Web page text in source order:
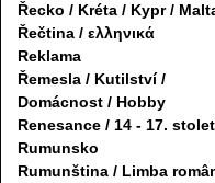
Řecko / Kréta / Kypr /
Řečtina / ελληνικά
Reklama
Řemesla / Kutilství /
Domácnost / Hobby
Renesance / 14 - 17.
Rumunsko
Rumunština / Limba